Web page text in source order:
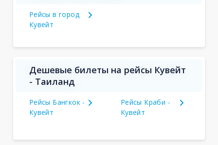
Рейсы в город
Кувейт
Дешевые билеты на рейсы Кувейт
- Таиланд
Рейсы Бангкок -
Кувейт
Рейсы Краби -
Кувейт